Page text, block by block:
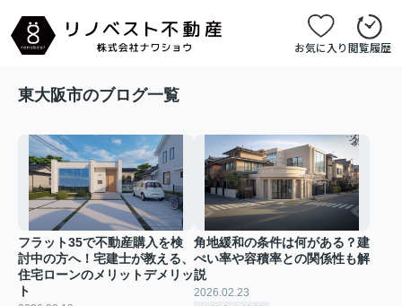
お気に入り閲覧履歴
東大阪市のブログ一覧
フラット35で不動産購入を検
討中の方へ！宅建士が教える、
住宅ローンのメリットデメリッ
ト
角地緩和の条件は何がある？建
ぺい率や容積率との関係性も解
説
2026.02.23